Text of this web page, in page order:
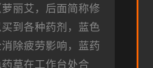
丽艾，后面简称修
到各种药剂，蓝色
除疲劳影响，蓝药
草在工作台处合